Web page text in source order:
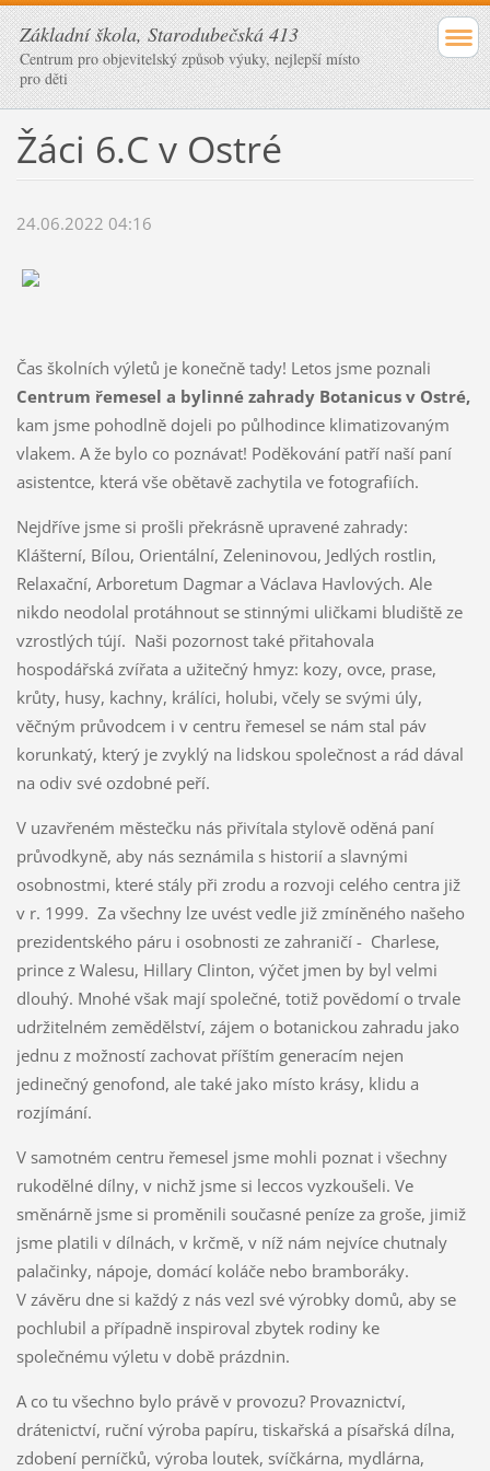
Základní škola, Starodubečská 413
Centrum pro objevitelský způsob výuky, nejlepší místo
pro děti
Žáci 6.C v Ostré
24.06.2022 04:16
Čas školních výletů je konečně tady! Letos jsme poznali
Centrum řemesel a bylinné zahrady Botanicus v Ostré,
kam jsme pohodlně dojeli po půlhodince klimatizovaným
vlakem. A že bylo co poznávat! Poděkování patří naší paní
asistentce, která vše obětavě zachytila ve fotografiích.
Nejdříve jsme si prošli překrásně upravené zahrady:
Klášterní, Bílou, Orientální, Zeleninovou, Jedlých rostlin,
Relaxační, Arboretum Dagmar a Václava Havlových. Ale
nikdo neodolal protáhnout se stinnými uličkami bludiště ze
vzrostlých tújí. Naši pozornost také přitahovala
hospodářská zvířata a užitečný hmyz: kozy, ovce, prase,
krůty, husy, kachny, králíci, holubi, včely se svými úly,
věčným průvodcem i v centru řemesel se nám stal páv
korunkatý, který je zvyklý na lidskou společnost a rád dával
na odiv své ozdobné peří.
V uzavřeném městečku nás přivítala stylově oděná paní
průvodkyně, aby nás seznámila s historií a slavnými
osobnostmi, které stály při zrodu a rozvoji celého centra již
v r. 1999. Za všechny lze uvést vedle již zmíněného našeho
prezidentského páru i osobnosti ze zahraničí - Charlese,
prince z Walesu, Hillary Clinton, výčet jmen by byl velmi
dlouhý. Mnohé však mají společné, totiž povědomí o trvale
udržitelném zemědělství, zájem o botanickou zahradu jako
jednu z možností zachovat příštím generacím nejen
jedinečný genofond, ale také jako místo krásy, klidu a
rozjímání.
V samotném centru řemesel jsme mohli poznat i všechny
rukodělné dílny, v nichž jsme si leccos vyzkoušeli. Ve
směnárně jsme si proměnili současné peníze za groše, jimiž
jsme platili v dílnách, v krčmě, v níž nám nejvíce chutnaly
palačinky, nápoje, domácí koláče nebo bramboráky.
V závěru dne si každý z nás vezl své výrobky domů, aby se
pochlubil a případně inspiroval zbytek rodiny ke
společnému výletu v době prázdnin.
A co tu všechno bylo právě v provozu? Provaznictví,
drátenictví, ruční výroba papíru, tiskařská a písařská dílna,
zdobení perníčků, výroba loutek, svíčkárna, mydlárna,